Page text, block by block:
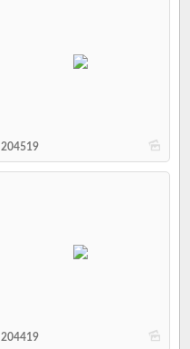
b
204519
b
204419